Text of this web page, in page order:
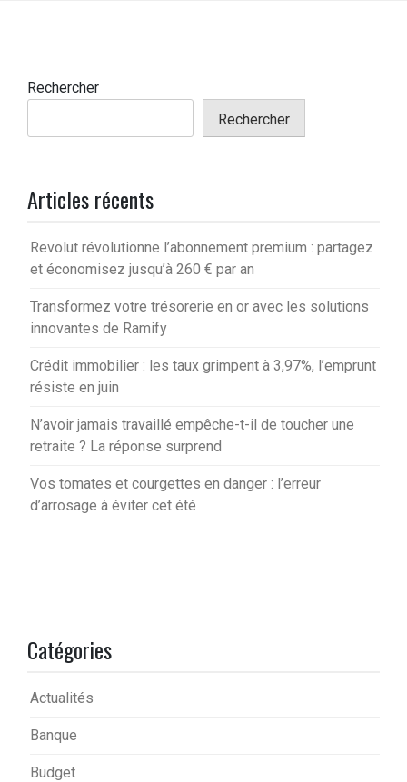
Rechercher
Rechercher
Articles récents
Revolut révolutionne l’abonnement premium : partagez
et économisez jusqu’à 260 € par an
Transformez votre trésorerie en or avec les solutions
innovantes de Ramify
Crédit immobilier : les taux grimpent à 3,97%, l’emprunt
résiste en juin
N’avoir jamais travaillé empêche-t-il de toucher une
retraite ? La réponse surprend
Vos tomates et courgettes en danger : l’erreur
d’arrosage à éviter cet été
Catégories
Actualités
Banque
Budget